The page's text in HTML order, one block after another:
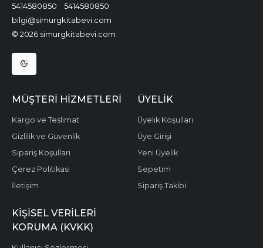
5414580850
5414580850
bilgi@simurgkitabevi.com
© 2026 simurgkitabevi.com
MÜŞTERI HIZMETLERI
Kargo ve Teslimat
Gizlilik ve Güvenlik
Sipariş Koşulları
Çerez Politikası
İletişim
ÜYELIK
Üyelik Koşulları
Üye Girişi
Yeni Üyelik
Sepetim
Sipariş Takibi
KIŞISEL VERILERI
KORUMA (KVKK)